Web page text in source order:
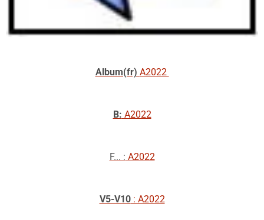
Album(fr) A2022
B: A2022
F... : A2022
V5-V10: A2022